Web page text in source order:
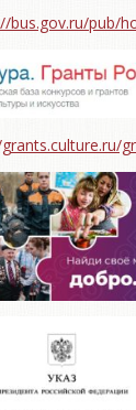
bus.gov.ru/pub/